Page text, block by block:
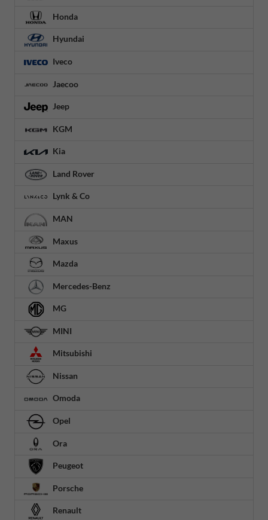
Honda
Hyundai
Iveco
Jaecoo
Jeep
KGM
Kia
Land Rover
Lynk & Co
MAN
Maxus
Mazda
Mercedes-Benz
MG
MINI
Mitsubishi
Nissan
Omoda
Opel
Ora
Peugeot
Porsche
Renault